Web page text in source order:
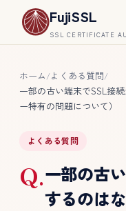
FujiSSL
SSL CERTIFICATE
ホーム/よくある質問/
一部の古い端末でSSL接
ー特有の問題について）
よくある質問
Q.一部の古
するのは